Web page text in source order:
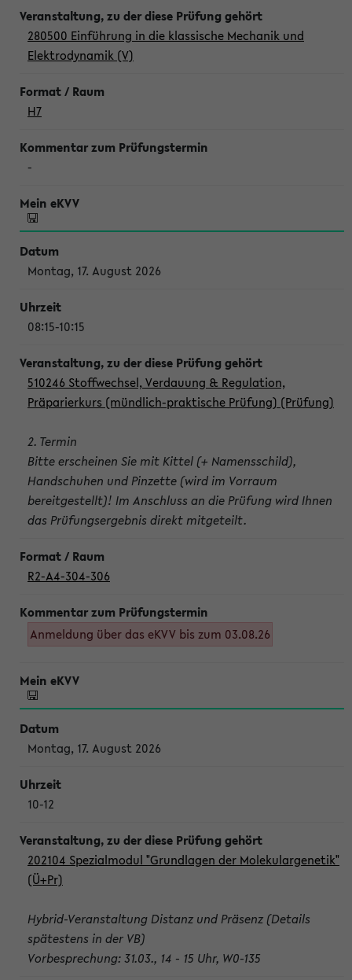
280500 Einführung in die klassische Mechanik und
Elektrodynamik (V)
H7
-
Montag, 17. August 2026
08:15-10:15
510246 Stoffwechsel, Verdauung & Regulation,
Präparierkurs (mündlich-praktische Prüfung) (Prüfung)
2. Termin
Bitte erscheinen Sie mit Kittel (+ Namensschild),
Handschuhen und Pinzette (wird im Vorraum
bereitgestellt)! Im Anschluss an die Prüfung wird Ihnen
das Prüfungsergebnis direkt mitgeteilt.
R2-A4-304-306
Anmeldung über das eKVV bis zum 03.08.26
Montag, 17. August 2026
10-12
202104 Spezialmodul "Grundlagen der Molekulargenetik"
(Ü+Pr)
Hybrid-Veranstaltung Distanz und Präsenz (Details
spätestens in der VB)
Vorbesprechung: 31.03., 14 - 15 Uhr, W0-135